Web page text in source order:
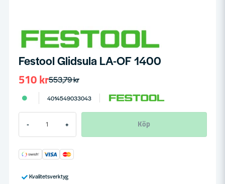
Festool Glidsula LA-OF 1400
553,79 kr
510 kr
4014549033043
- + Köp
Kvalitetsverktyg